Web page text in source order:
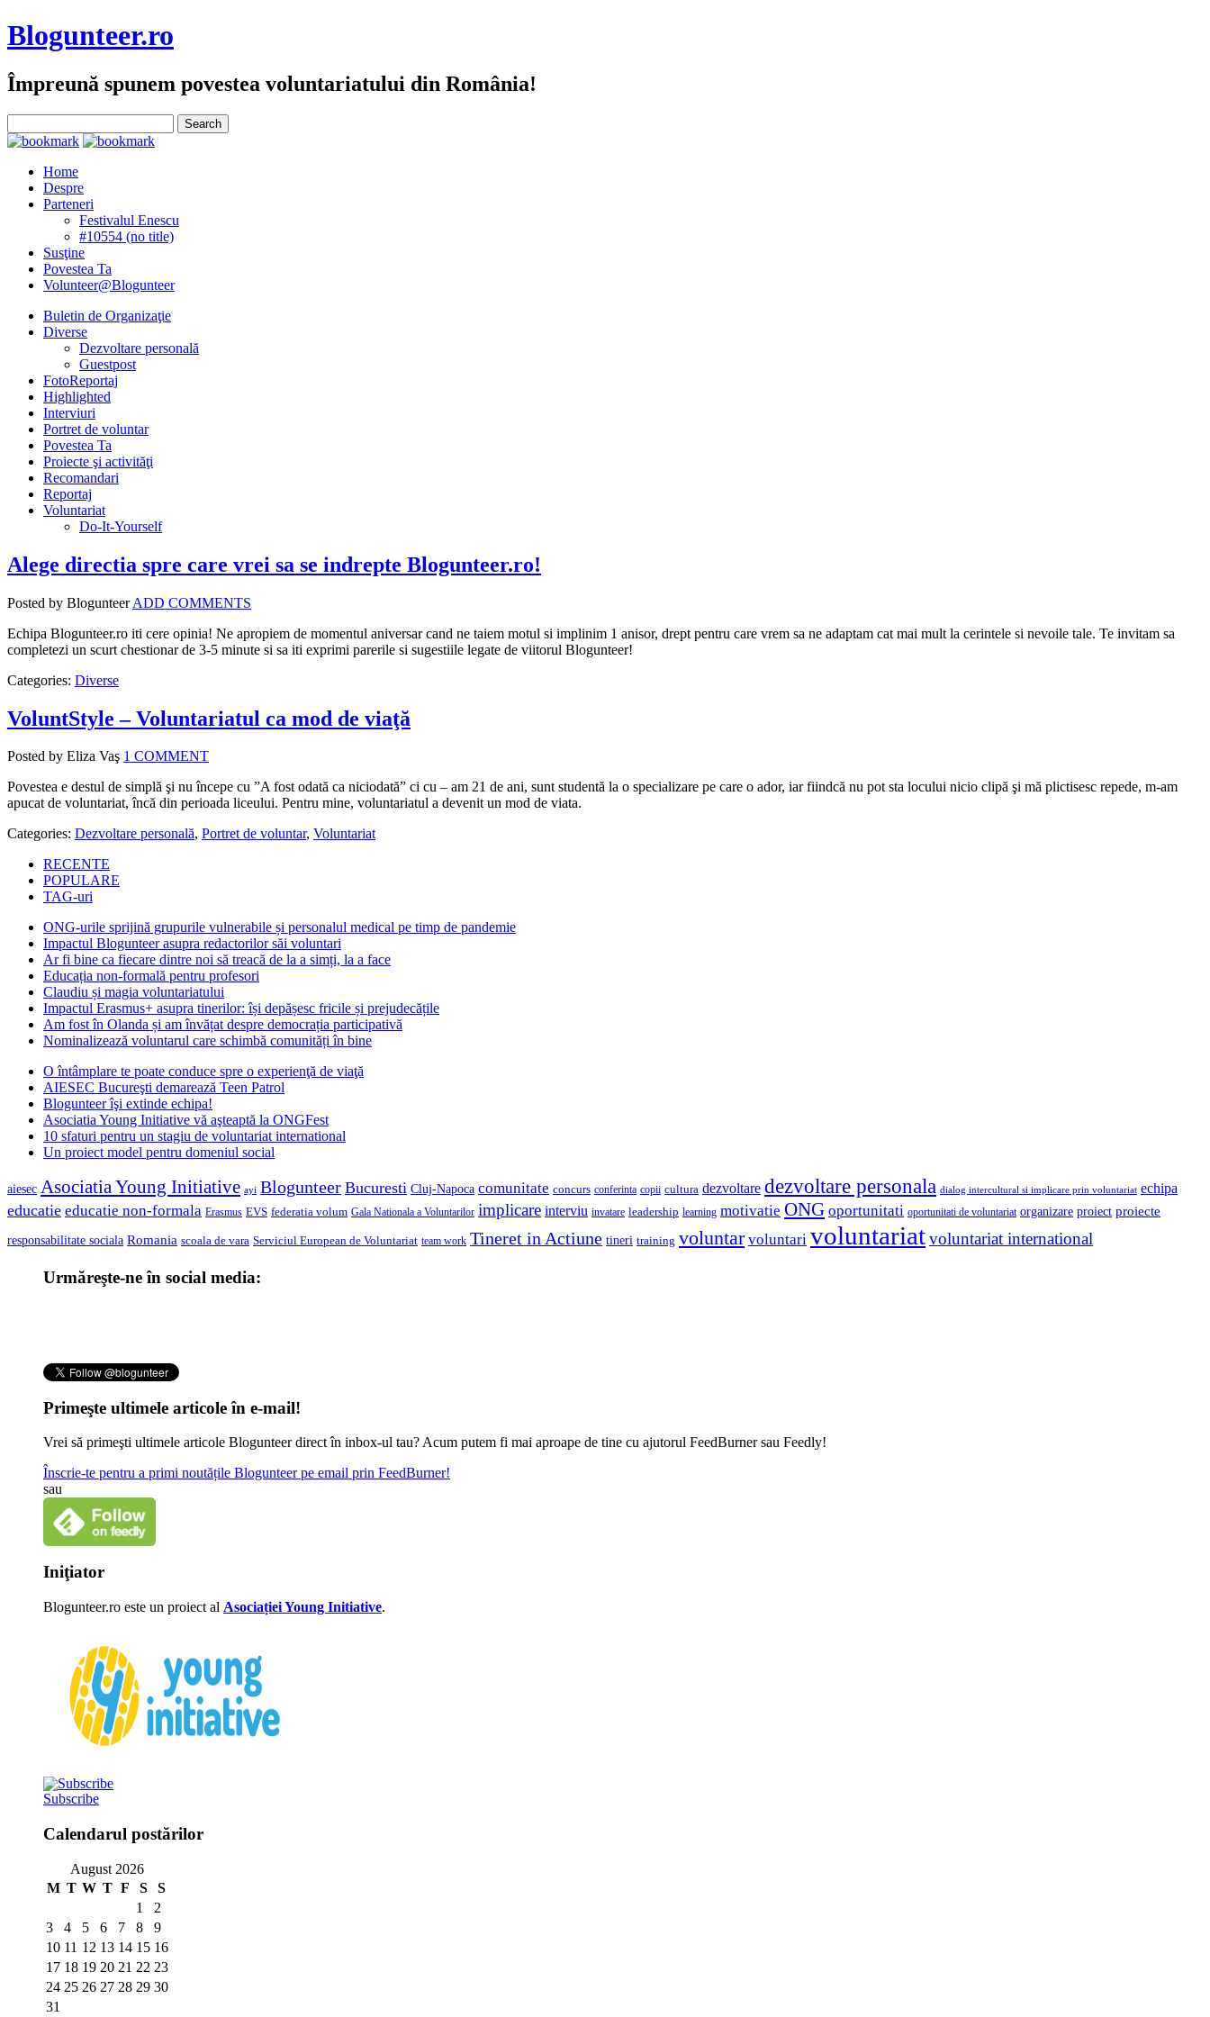
Blogunteer.ro
Împreună spunem povestea voluntariatului din România!
Home
Despre
Parteneri
Festivalul Enescu
#10554 (no title)
Susţine
Povestea Ta
Volunteer@Blogunteer
Buletin de Organizaţie
Diverse
Dezvoltare personală
Guestpost
FotoReportaj
Highlighted
Interviuri
Portret de voluntar
Povestea Ta
Proiecte şi activităţi
Recomandari
Reportaj
Voluntariat
Do-It-Yourself
Alege directia spre care vrei sa se indrepte Blogunteer.ro!
Posted by Blogunteer ADD COMMENTS
Echipa Blogunteer.ro iti cere opinia! Ne apropiem de momentul aniversar cand ne taiem motul si implinim 1 anisor, drept pentru care vrem sa ne adaptam cat mai mult la cerintele si nevoile tale. Te invitam sa
completezi un scurt chestionar de 3-5 minute si sa iti exprimi parerile si sugestiile legate de viitorul Blogunteer!
Categories: Diverse
VoluntStyle – Voluntariatul ca mod de viaţă
Posted by Eliza Vaş 1 COMMENT
Povestea e destul de simplă şi nu începe cu ”A fost odată ca niciodată” ci cu – am 21 de ani, sunt studentă la o specializare pe care o ador, iar fiindcă nu pot sta locului nicio clipă şi mă plictisesc repede, m-am
apucat de voluntariat, încă din perioada liceului. Pentru mine, voluntariatul a devenit un mod de viata.
Categories: Dezvoltare personală, Portret de voluntar, Voluntariat
RECENTE
POPULARE
TAG-uri
ONG-urile sprijină grupurile vulnerabile și personalul medical pe timp de pandemie
Impactul Blogunteer asupra redactorilor săi voluntari
Ar fi bine ca fiecare dintre noi să treacă de la a simți, la a face
Educația non-formală pentru profesori
Claudiu și magia voluntariatului
Impactul Erasmus+ asupra tinerilor: își depășesc fricile și prejudecățile
Am fost în Olanda și am învățat despre democrația participativă
Nominalizează voluntarul care schimbă comunități în bine
O întâmplare te poate conduce spre o experienţă de viaţă
AIESEC Bucureşti demarează Teen Patrol
Blogunteer îşi extinde echipa!
Asociatia Young Initiative vă aşteaptă la ONGFest
10 sfaturi pentru un stagiu de voluntariat international
Un proiect model pentru domeniul social
aiesec Asociatia Young Initiative ayi Blogunteer Bucuresti Cluj-Napoca comunitate concurs conferinta copii cultura dezvoltare dezvoltare personala dialog intercultural si implicare prin voluntariat echipa
educatie educatie non-formala Erasmus EVS federatia volum Gala Nationala a Voluntarilor implicare interviu invatare leadership learning motivatie ONG oportunitati oportunitati de voluntariat organizare proiect proiecte
responsabilitate sociala Romania scoala de vara Serviciul European de Voluntariat team work Tineret in Actiune tineri training voluntar voluntari voluntariatvoluntariat international
Urmăreşte-ne în social media:
Primeşte ultimele articole în e-mail!
Vrei să primeşti ultimele articole Blogunteer direct în inbox-ul tau? Acum putem fi mai aproape de tine cu ajutorul FeedBurner sau Feedly!
Înscrie-te pentru a primi noutățile Blogunteer pe email prin FeedBurner!
sau
Iniţiator
Blogunteer.ro este un proiect al Asociației Young Initiative.
Subscribe
Calendarul postărilor
August 2026
M T W T F S
S
1
2
3
4 5 6 7 8
9
10 11 12 13 14 15 16
17 18 19 20 21 22 23
24 25 26 27 28 29 30
31